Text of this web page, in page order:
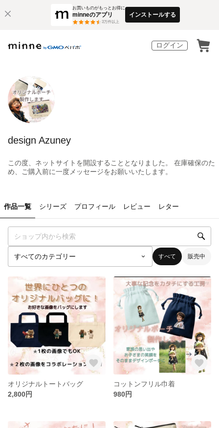
お買いものがもっとお得に
minneのアプリ
3万件以上
インストールする
ログイン
design Azuney
この度、ネットサイトを開設することとなりました。 在庫確保のた
め、ご購入前に一度メッセージをお願いいたします。
作品一覧 シリーズ プロフィール レビュー レター
すべて 販売中
オリジナルトートバッグ
2,800円
コットンフリル巾着
980円